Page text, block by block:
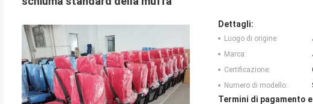
Dettagli:
Luogo di origine:
Marca:
Certificazione:
Numero di modello:
Termini di pagamento